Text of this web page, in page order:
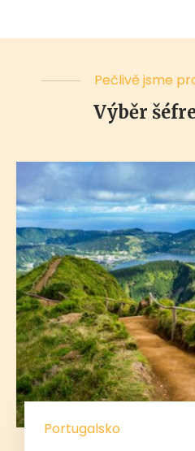
Pečlivě jsme
Výběr
Portugalsko